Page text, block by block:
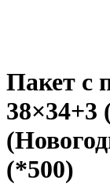
Пакет с
(*500)